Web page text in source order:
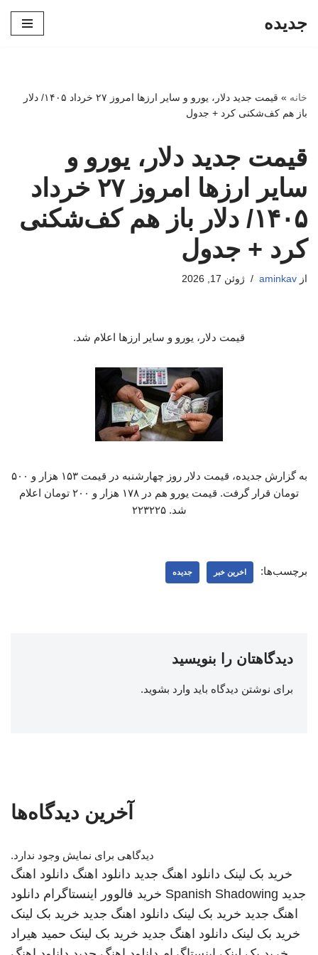
جدیده
خانه »
قیمت جدید دلار، یورو و سایر ارزها امروز ۲۷ خرداد ۱۴۰۵/ دلار
باز هم کف‌شکنی کرد + جدول
قیمت جدید دلار، یورو و
سایر ارزها امروز ۲۷ خرداد
۱۴۰۵/ دلار باز هم کف‌شکنی
کرد + جدول
از aminkav ژوئن 17, 2026
قیمت دلار، یورو و سایر ارزها اعلام شد.
به گزارش جدیده، قیمت دلار روز چهارشنبه در قیمت ۱۵۳ هزار و ۵۰۰
تومان قرار گرفت. قیمت یورو هم در ۱۷۸ هزار و ۲۰۰ تومان اعلام
شد. ۲۲۳۲۲۵
برچسب‌ها: اخرین خبر جدیده
دیدگاهتان را بنویسید
برای نوشتن دیدگاه باید وارد بشوید.
آخرین دیدگاه‌ها
دیدگاهی برای نمایش وجود ندارد.
خرید بک لینک دانلود اهنگ جدید دانلود اهنگ دانلود اهنگ
جدید Spanish Shadowing خرید فالوور اینستاگرام دانلود
اهنگ جدید خرید بک لینک دانلود اهنگ جدید خرید بک لینک
خرید بک لینک دانلود اهنگ جدید خرید بک لینک حمید هیراد